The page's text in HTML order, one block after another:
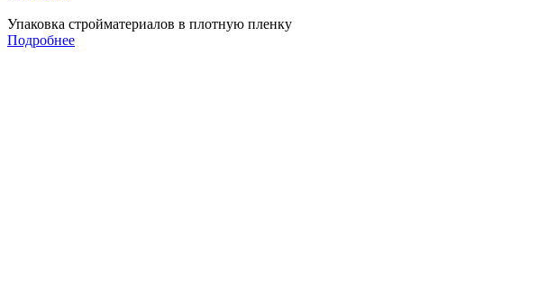
Упаковка стройматериалов в плотную пленку
Подробнее